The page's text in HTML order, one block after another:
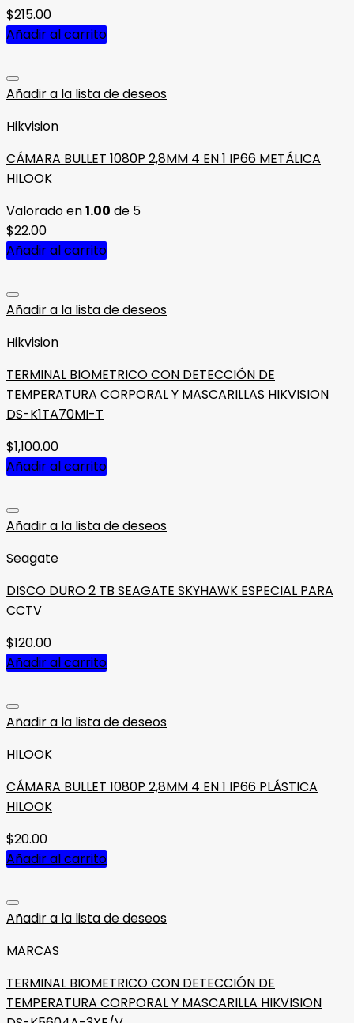
$215.00
Añadir al carrito
Añadir a la lista de deseos
Hikvision
CÁMARA BULLET 1080P 2,8MM 4 EN 1 IP66 METÁLICA
HILOOK
Valorado en1.00 de 5
$22.00
Añadir al carrito
Añadir a la lista de deseos
Hikvision
TERMINAL BIOMETRICO CON DETECCIÓN DE
TEMPERATURA CORPORAL Y MASCARILLAS HIKVISION
DS-K1TA70MI-T
$1,100.00
Añadir al carrito
Añadir a la lista de deseos
Seagate
DISCO DURO 2 TB SEAGATE SKYHAWK ESPECIAL PARA
CCTV
$120.00
Añadir al carrito
Añadir a la lista de deseos
HILOOK
CÁMARA BULLET 1080P 2,8MM 4 EN 1 IP66 PLÁSTICA
HILOOK
$20.00
Añadir al carrito
Añadir a la lista de deseos
MARCAS
TERMINAL BIOMETRICO CON DETECCIÓN DE
TEMPERATURA CORPORAL Y MASCARILLA HIKVISION